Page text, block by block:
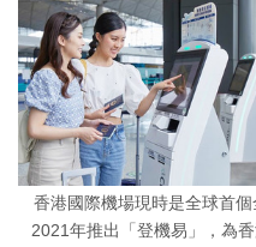
香港國際機場現時是全球首
2021年推出「登機易」，為